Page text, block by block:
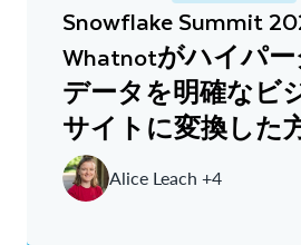
Snowflake Summit
Whatnotがハイパ
データを明確なビ
サイトに変換した
Alice Leach +4